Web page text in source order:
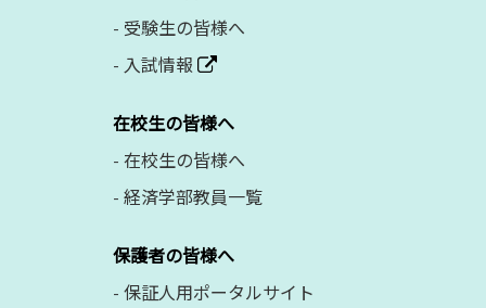
- 受験生の皆様へ
- 入試情報
在校生の皆様へ
- 在校生の皆様へ
- 経済学部教員一覧
保護者の皆様へ
- 保証人用ポータルサイト